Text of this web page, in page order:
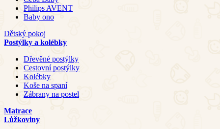
Philips AVENT
Baby ono
Dětský pokoj
Postýlky a kolébky
Dřevěné postýlky
Cestovní postýlky
Kolébky
Koše na spaní
Zábrany na postel
Matrace
Lůžkoviny